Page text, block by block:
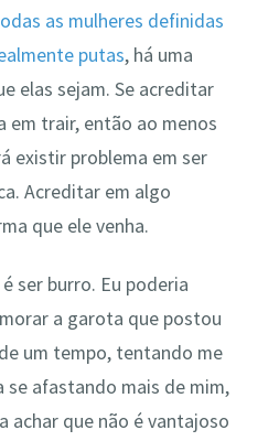
as mulheres definidas
putas, há uma
elas sejam. Se acreditar
em trair, então ao menos
existir problema em ser
Acreditar em algo
que ele venha.
ser burro. Eu poderia
a garota que postou
um tempo, tentando me
se afastando mais de mim,
achar que não é vantajoso